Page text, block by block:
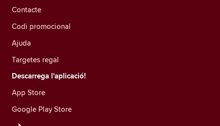
Contacte
Codi promocional
Ajuda
Targetes regal
Descarrega l'aplicació!
App Store
Google Play Store